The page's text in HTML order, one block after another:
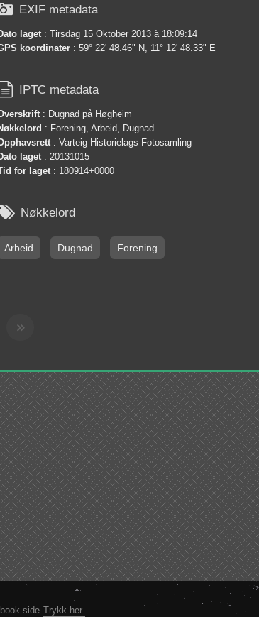
EXIF metadata
laget: Tirsdag 15 Oktober 2013 à 18:09:14
koordinater : 59° 22' 48.46" N, 11° 12' 48.33" E
 IPTC metadata
: Dugnad på Høgheim
: Forening, Arbeid, Dugnad
: Varteig Historielags Fotosamling
laget: 20131015
for laget: 180914+0000
Nøkkelord
Arbeid Dugnad Forening
side Trykk her.